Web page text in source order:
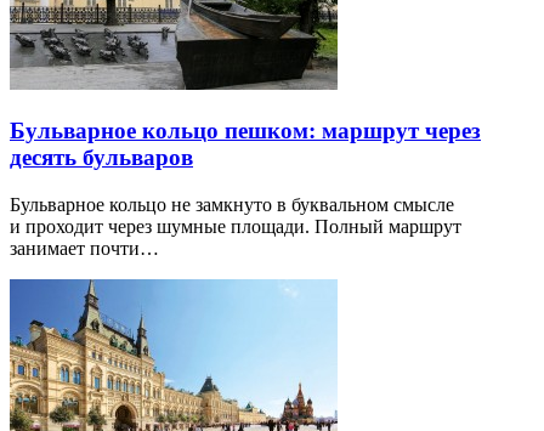
Бульварное кольцо пешком: маршрут через
десять бульваров
Бульварное кольцо не замкнуто в буквальном смысле
и проходит через шумные площади. Полный маршрут
занимает почти…